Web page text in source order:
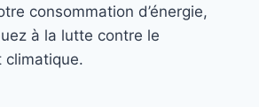
consommation d’énergie,
à la lutte contre le
climatique.